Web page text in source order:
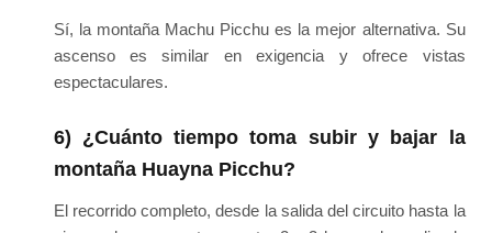
Sí, la montaña Machu Picchu es la mejor alternativa. Su
ascenso es similar en exigencia y ofrece vistas
espectaculares.
6) ¿Cuánto tiempo toma subir y bajar la
montaña Huayna Picchu?
El recorrido completo, desde la salida del circuito hasta la